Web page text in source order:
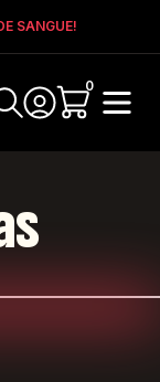
SANGUE!
0